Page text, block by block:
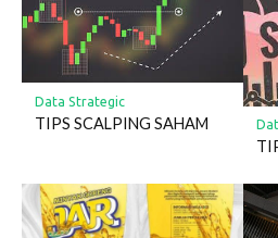
Data Strategic
TIPS SCALPING SAHAM